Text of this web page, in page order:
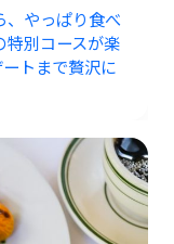
、やっぱり食べ
特別コースが楽
トまで贅沢に